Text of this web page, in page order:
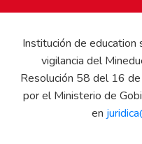
Institución de education
vigilancia del
Resolución 58 del 16
por el Ministerio de
en